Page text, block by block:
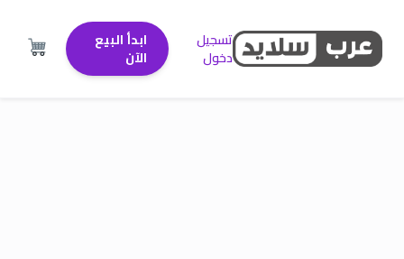
تسجيل
دخول
ابدأ البيع
الآن